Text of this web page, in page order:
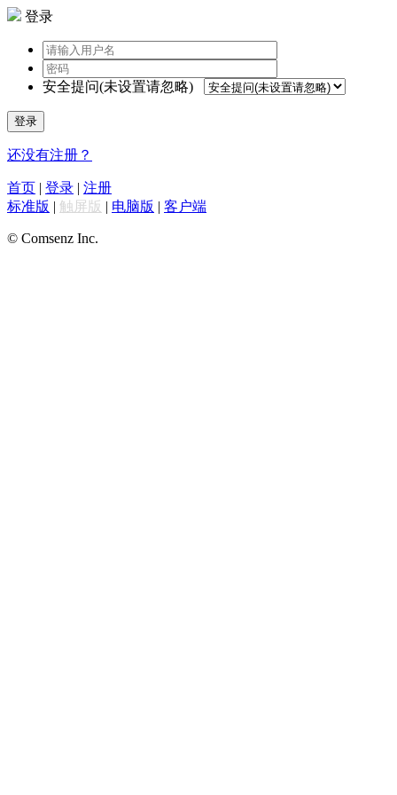
登录
安全提问(未设置请忽略)
登录
还没有注册？
首页 | 登录 | 注册
标准版 | 触屏版 | 电脑版 | 客户端
© Comsenz Inc.